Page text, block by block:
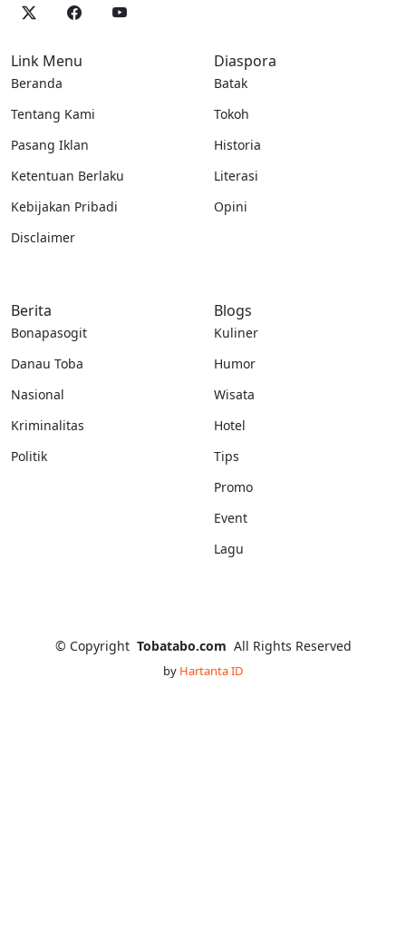
Link Menu
Beranda
Tentang Kami
Pasang Iklan
Ketentuan Berlaku
Kebijakan Pribadi
Disclaimer
Diaspora
Batak
Tokoh
Historia
Literasi
Opini
Berita
Bonapasogit
Danau Toba
Nasional
Kriminalitas
Politik
Blogs
Kuliner
Humor
Wisata
Hotel
Tips
Promo
Event
Lagu
© Copyright Tobatabo.com All Rights Reserved
by Hartanta ID